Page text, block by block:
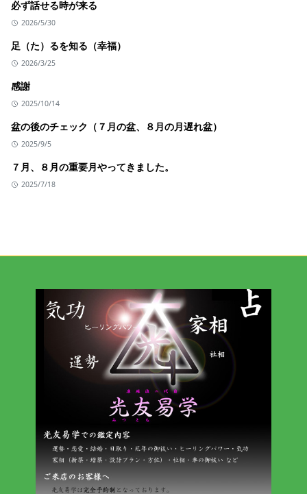
必ず話せる時が来る
2026/5/30
足（た）るを知る（幸福）
2026/3/25
感謝
2025/10/14
盆の後のチェック（７月の盆、８月の月遅れ盆）
2025/9/5
７月、８月の重要月やってきました。
2025/7/18